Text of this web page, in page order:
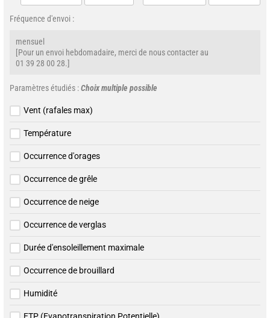
Fréquence d'envoi :
mensuel
[Pour un envoi hebdomadaire, merci de nous contacter au
01 39 28 00 28.]
Paramètres étudiés :Choix multiple possible
Vent (rafales max)
Température
Occurrence d'orages
Occurrence de grêle
Occurrence de neige
Occurrence de verglas
Durée d'ensoleillement maximale
Occurrence de brouillard
Humidité